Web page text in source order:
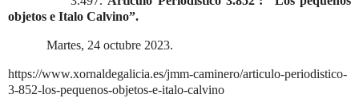
objetos e Italo Calvino”.
Martes, 24 octubre 2023.
https://www.xornaldegalicia.es/jmm-caminero/articulo-periodistico-
3-852-los-pequenos-objetos-e-italo-calvino